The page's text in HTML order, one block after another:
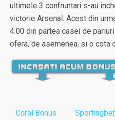
ultimele 3 confruntari s-au
victorie Arsenal. Acest din
4.00 din partea casei de
ofera, de asemenea, si o cota
Coral Bonus